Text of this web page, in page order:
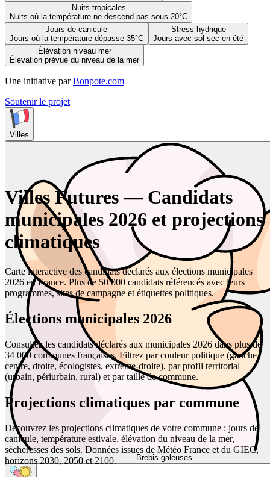
Nuits tropicales
Nuits où la température ne descend pas sous 20°C
Jours de canicule
Jours où la température dépasse 35°C
Stress hydrique
Jours avec sol sec en été
Élévation niveau mer
Élévation prévue du niveau de la mer
Une initiative par Bonpote.com
Soutenir le projet
Villes
Brebis galeuses
Villes Futures — Candidats
municipales 2026 et projections
climatiques
Carte interactive des candidats déclarés aux élections municipales
2026 en France. Plus de 50 000 candidats référencés avec leurs
programmes, sites de campagne et étiquettes politiques.
Élections municipales 2026
Consultez les candidats déclarés aux municipales 2026 dans plus de
34 000 communes françaises. Filtrez par couleur politique (gauche,
centre, droite, écologistes, extrême-droite), par profil territorial
(urbain, périurbain, rural) et par taille de commune.
Projections climatiques par commune
Découvrez les projections climatiques de votre commune : jours de
canicule, température estivale, élévation du niveau de la mer,
sécheresses des sols. Données issues de Météo France et du GIEC,
horizons 2030, 2050 et 2100.